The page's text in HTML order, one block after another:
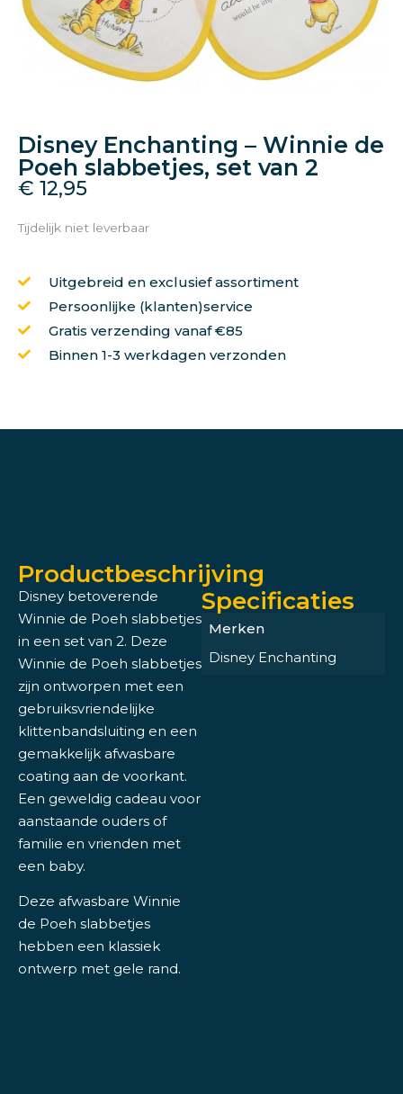
Disney Enchanting – Winnie de
Poeh slabbetjes, set van 2
€ 12,95
Tijdelijk niet leverbaar
Uitgebreid en exclusief assortiment
Persoonlijke (klanten)service
Gratis verzending vanaf €85
Binnen 1-3 werkdagen verzonden
Productbeschrijving
Disney betoverende
Winnie de Poeh slabbetjes
in een set van 2. Deze
Winnie de Poeh slabbetjes
zijn ontworpen met een
gebruiksvriendelijke
klittenbandsluiting en een
gemakkelijk afwasbare
coating aan de voorkant.
Een geweldig cadeau voor
aanstaande ouders of
familie en vrienden met
een baby.
Deze afwasbare Winnie
de Poeh slabbetjes
hebben een klassiek
ontwerp met gele rand.
Specificaties
Merken
Disney Enchanting